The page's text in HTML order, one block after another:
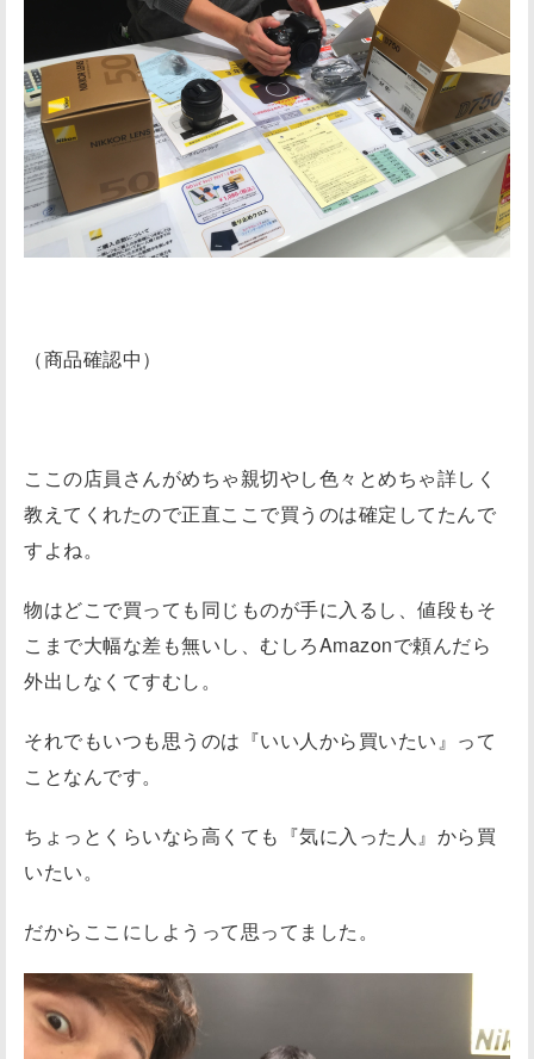
（商品確認中）
ここの店員さんがめちゃ親切やし色々とめちゃ詳しく
教えてくれたので正直ここで買うのは確定してたんで
すよね。
物はどこで買っても同じものが手に入るし、値段もそ
こまで大幅な差も無いし、むしろAmazonで頼んだら
外出しなくてすむし。
それでもいつも思うのは『いい人から買いたい』って
ことなんです。
ちょっとくらいなら高くても『気に入った人』から買
いたい。
だからここにしようって思ってました。